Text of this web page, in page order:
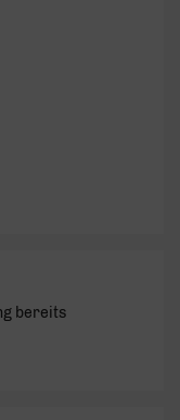
bereits